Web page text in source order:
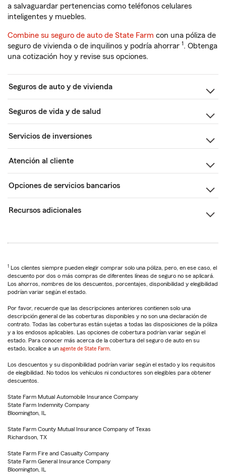
a salvaguardar pertenencias como teléfonos celulares
inteligentes y muebles.
Combine su seguro de auto de State Farm con una póliza de
seguro de vivienda o de inquilinos y podría ahorrar 1. Obtenga
una cotización hoy y revise sus opciones.
Seguros de auto y de vivienda
Seguros de vida y de salud
Servicios de inversiones
Atención al cliente
Opciones de servicios bancarios
Recursos adicionales
1 Los clientes siempre pueden elegir comprar solo una póliza, pero, en ese caso, el
descuento por dos o más compras de diferentes líneas de seguro no se aplicará.
Los ahorros, nombres de los descuentos, porcentajes, disponibilidad y elegibilidad
podrían variar según el estado.
Por favor, recuerde que las descripciones anteriores contienen solo una
descripción general de las coberturas disponibles y no son una declaración de
contrato. Todas las coberturas están sujetas a todas las disposiciones de la póliza
y a los endosos aplicables. Las opciones de cobertura podrían variar según el
estado. Para conocer más acerca de la cobertura del seguro de auto en su
estado, localice a un agente de State Farm
Los descuentos y su disponibilidad podrían variar según el estado y los requisitos
de elegibilidad. No todos los vehículos ni conductores son elegibles para obtener
descuentos.
State Farm Mutual Automobile Insurance Company
State Farm Indemnity Company
Bloomington, IL
State Farm County Mutual Insurance Company of Texas
Richardson, TX
State Farm Fire and Casualty Company
State Farm General Insurance Company
Bloomington, IL